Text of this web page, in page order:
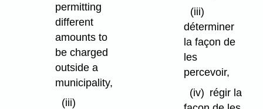
permitting
different
amounts to
be charged
outside a
municipality,
(iii)
(iii)
déterminer
la façon de
les
percevoir,
(iv) régir la